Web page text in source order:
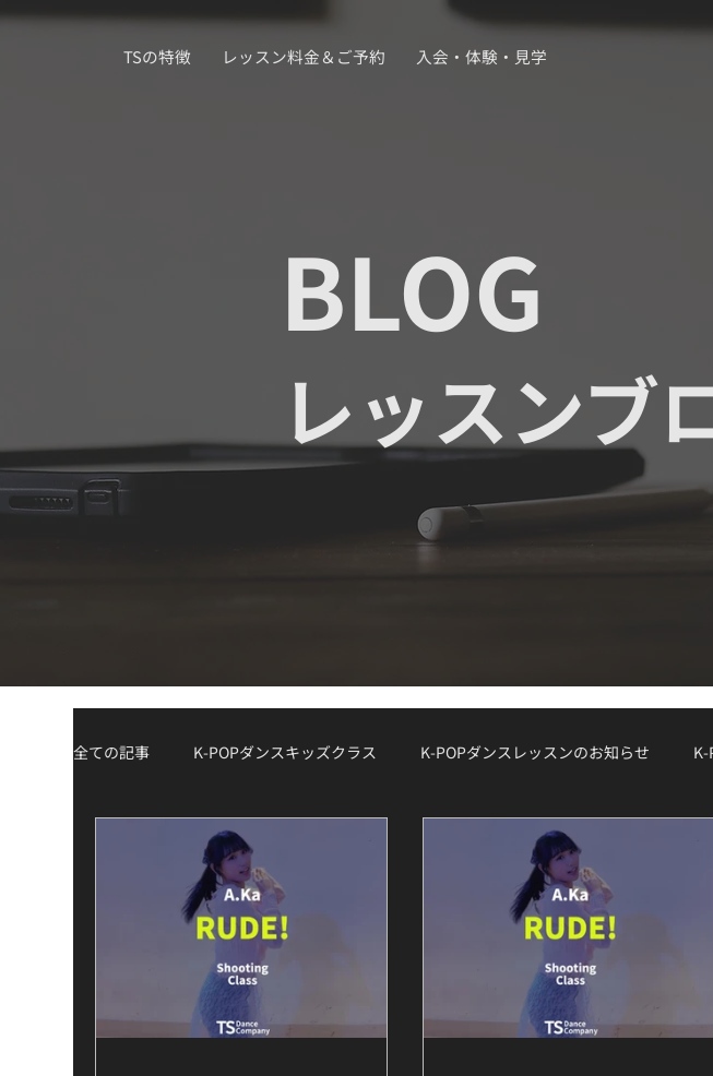
TSの特徴 レッスン料金＆ご予約 入会・体験・見学
BLOG
レッスンブ
全ての記事 K-POPダンスキッズクラス K-POPダンスレッスンのお知らせ
K-POPダンスジュニアクラス K-POPダンスWS（ワークショップ）
Demo Track 講師紹介 / Instructor Spotlight ダンスコラム K-POボー